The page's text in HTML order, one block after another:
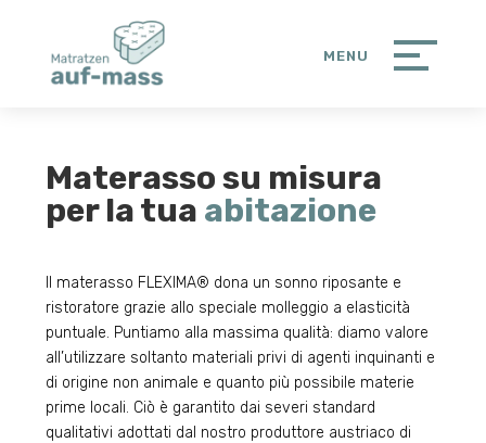
Materasso su misura
per la tua abitazione
Il materasso FLEXIMA® dona un sonno riposante e
ristoratore grazie allo speciale molleggio a elasticità
puntuale. Puntiamo alla massima qualità: diamo valore
all’utilizzare soltanto materiali privi di agenti inquinanti e
di origine non animale e quanto più possibile materie
prime locali. Ciò è garantito dai severi standard
qualitativi adottati dal nostro produttore austriaco di